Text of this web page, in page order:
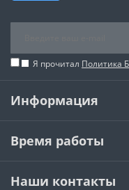
Я прочитал Политика
Информация
Время работы
Наши контакты